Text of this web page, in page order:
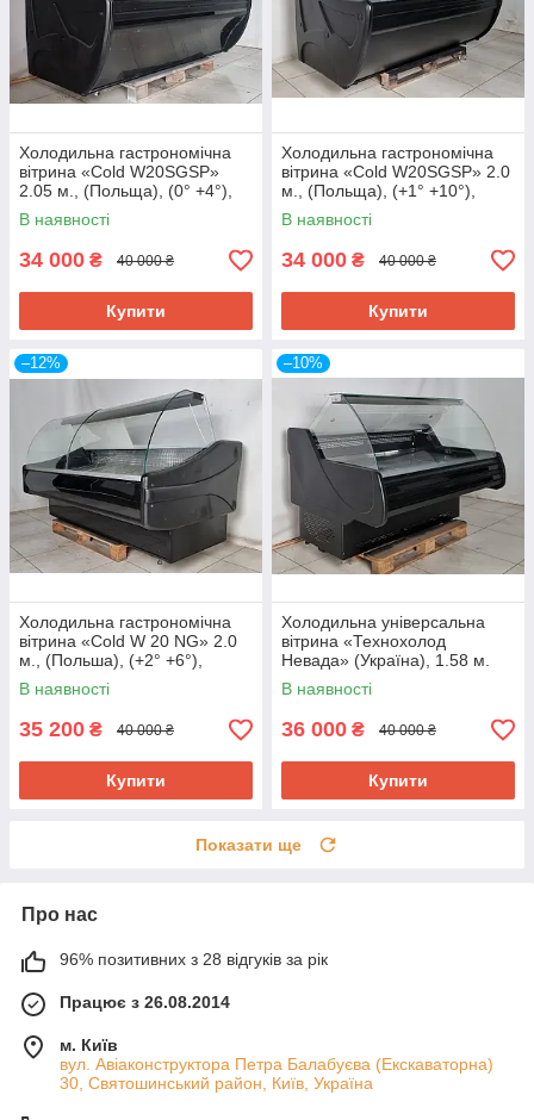
Холодильна гастрономічна
вітрина «Cold W20SGSP»
2.05 м., (Польща), (0° +4°),
викладка 72 см., Б/у
В наявності
34 000 ₴ 40 000 ₴
Купити
Холодильна гастрономічна
вітрина «Cold W20SGSP» 2.0
м., (Польща), (+1° +10°),
викладка 75 см., Б/у
В наявності
34 000 ₴ 40 000 ₴
Купити
–12%
Холодильна гастрономічна
вітрина «Cold W 20 NG» 2.0
м., (Польша), (+2° +6°),
новий компрессор, Б/у
В наявності
35 200 ₴ 40 000 ₴
Купити
–10%
Холодильна універсальна
вітрина «Технохолод
Невада» (Україна), 1.58 м.
(-5° +5°), викладка 90 см., Б/у
В наявності
36 000 ₴ 40 000 ₴
Купити
Показати ще
Про нас
96% позитивних з 28 відгуків за рік
Працює з 26.08.2014
м. Київ
вул. Авіаконструктора Петра Балабуєва (Екскаваторна)
30, Святошинський район, Київ, Україна